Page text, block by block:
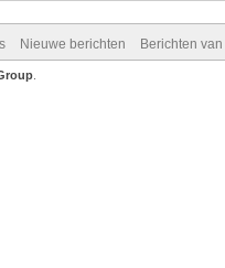
Nieuwe berichten Berichten